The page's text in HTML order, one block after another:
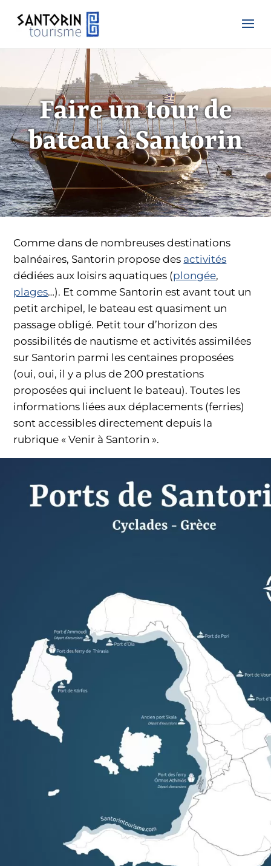
Faire un tour de
bateau à Santorin
Comme dans de nombreuses destinations
balnéaires, Santorin propose des activités
dédiées aux loisirs aquatiques (plongée,
plages…). Et comme Santorin est avant tout un
petit archipel, le bateau est quasiment un
passage obligé. Petit tour d’horizon des
possibilités de nautisme et activités assimilées
sur Santorin parmi les centaines proposées
(oui, oui, il y a plus de 200 prestations
proposées qui incluent le bateau). Toutes les
informations liées aux déplacements (ferries)
sont accessibles directement depuis la
rubrique « Venir à Santorin ».